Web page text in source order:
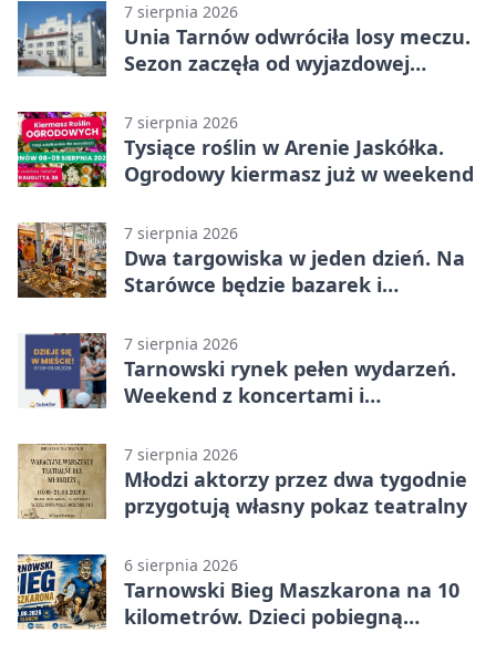
7 sierpnia 2026
Unia Tarnów odwróciła losy meczu.
Sezon zaczęła od wyjazdowej
7 sierpnia 2026
Tysiące roślin w Arenie Jaskółka.
Ogrodowy kiermasz już w weekend
7 sierpnia 2026
Dwa targowiska w jeden dzień. Na
Starówce będzie bazarek i
7 sierpnia 2026
Tarnowski rynek pełen wydarzeń.
Weekend z koncertami i
7 sierpnia 2026
Młodzi aktorzy przez dwa tygodnie
przygotują własny pokaz teatralny
6 sierpnia 2026
Tarnowski Bieg Maszkarona na 10
kilometrów. Dzieci pobiegną